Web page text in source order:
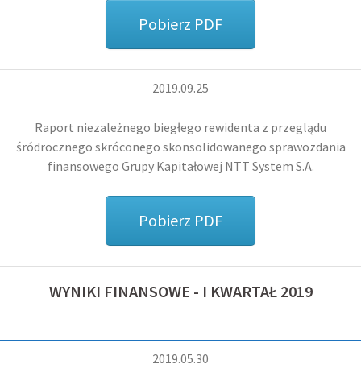
Pobierz PDF
2019.09.25
Raport niezależnego biegłego rewidenta z przeglądu
śródrocznego skróconego skonsolidowanego sprawozdania
finansowego Grupy Kapitałowej NTT System S.A.
Pobierz PDF
WYNIKI FINANSOWE - I KWARTAŁ 2019
2019.05.30